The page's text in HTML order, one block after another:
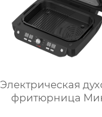
Электрическая
фритюрница